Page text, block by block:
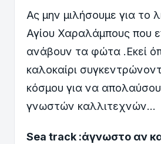
Ας μην μιλήσουμε για το
Αγίου Χαραλάμπους που
ανάβουν τα φώτα .Εκεί
καλοκαίρι
κόσμου για να
γνωστών καλλιτεχνών…
Sea track :άγνωστο αν